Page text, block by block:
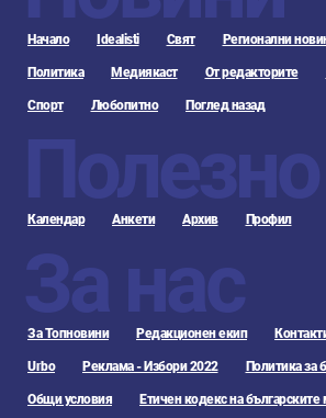
Начало Idealisti Свят Регионални
Политика Медиякаст От редакторите
Спорт Любопитно Поглед назад
Полезно
Календар Анкети Архив Профил
За нас
За Топновини Редакционен екип
Urbo Реклама - Избори 2022 Политика за
Общи условия Етичен кодекс на